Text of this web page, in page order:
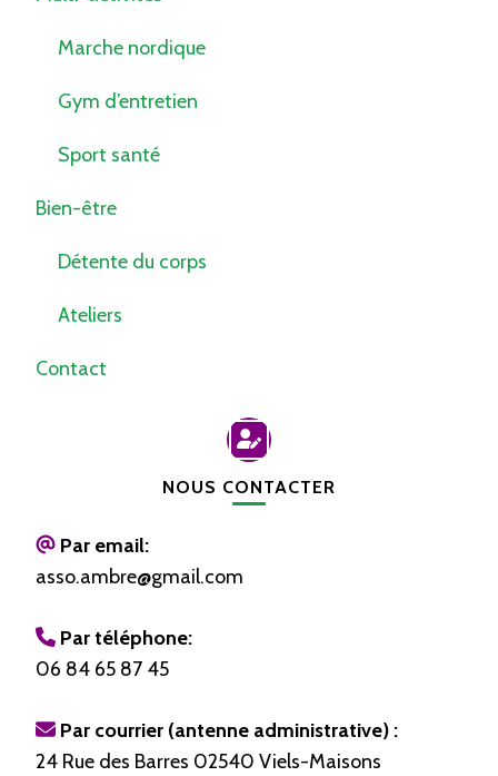
Marche nordique
Gym d’entretien
Sport santé
Bien-être
Détente du corps
Ateliers
Contact
NOUS CONTACTER
Par email:
asso.ambre@gmail.com
Par téléphone:
06 84 65 87 45
Par courrier (antenne administrative) :
24 Rue des Barres 02540 Viels-Maisons